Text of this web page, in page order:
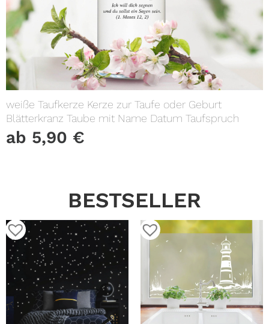
weiße Taufkerze Kerze zur Taufe oder Geburt
Blätterkranz Taube mit Name Datum Taufspruch
ab 5,90 €
BESTSELLER